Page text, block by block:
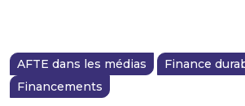
AFTE dans les médias
Finance
Financements